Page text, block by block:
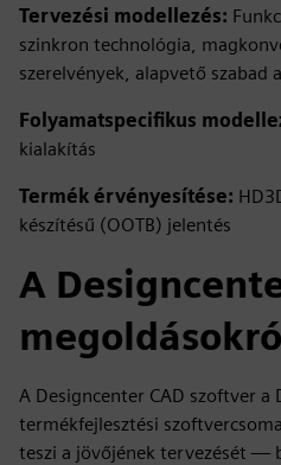
Tervezési modellezés:
szinkron technológia,
szerelvények, alapvető szabad
Folyamatspecifikus
kialakítás
Termék érvényesítése:
készítésű (OOTB) jelentés
A
A Designcenter CAD szoftver a
termékfejlesztési
teszi a jövőjének tervezését —